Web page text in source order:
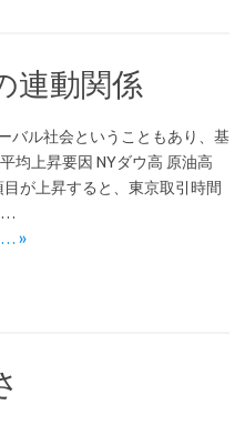
連動関係
バル社会ということもあり、基
均上昇要因 NYダウ高 原油高
が上昇すると、東京取引時間
…
… »